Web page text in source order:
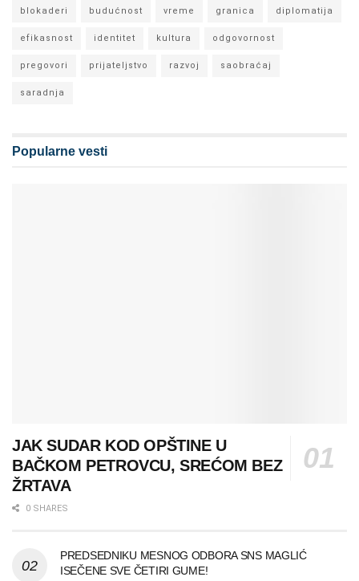
blokaderi budućnost vreme granica diplomatija
efikasnost identitet kultura odgovornost
pregovori prijateljstvo razvoj saobraćaj
saradnja
Popularne vesti
JAK SUDAR KOD OPŠTINE U
BAČKOM PETROVCU, SREĆOM BEZ
ŽRTAVA
0 SHARES
PREDSEDNIKU MESNOG ODBORA SNS MAGLIĆ
ISEČENE SVE ČETIRI GUME!